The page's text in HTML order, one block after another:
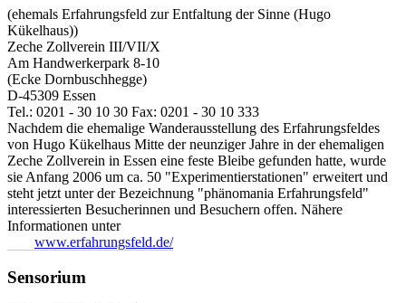
(ehemals Erfahrungsfeld zur Entfaltung der Sinne (Hugo
Kükelhaus))
Zeche Zollverein III/VII/X
Am Handwerkerpark 8-10
(Ecke Dornbuschhegge)
D-45309 Essen
Tel.: 0201 - 30 10 30 Fax: 0201 - 30 10 333
Nachdem die ehemalige Wanderausstellung des Erfahrungsfeldes
von Hugo Kükelhaus Mitte der neunziger Jahre in der ehemaligen
Zeche Zollverein in Essen eine feste Bleibe gefunden hatte, wurde
sie Anfang 2006 um ca. 50 "Experimentierstationen" erweitert und
steht jetzt unter der Bezeichnung "phänomania Erfahrungsfeld"
interessierten Besucherinnen und Besuchern offen. Nähere
Informationen unter
www.erfahrungsfeld.de/
Sensorium